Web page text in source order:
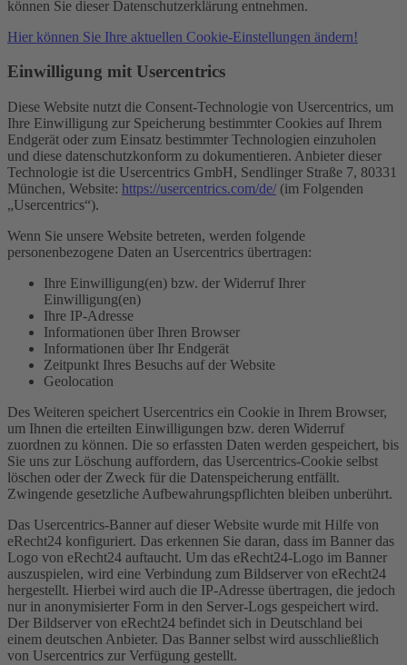
können Sie dieser Datenschutzerklärung entnehmen.
Hier können Sie Ihre aktuellen Cookie-Einstellungen ändern!
Einwilligung mit Usercentrics
Diese Website nutzt die Consent-Technologie von Usercentrics, um
Ihre Einwilligung zur Speicherung bestimmter Cookies auf Ihrem
Endgerät oder zum Einsatz bestimmter Technologien einzuholen
und diese datenschutzkonform zu dokumentieren. Anbieter dieser
Technologie ist die Usercentrics GmbH, Sendlinger Straße 7, 80331
München, Website: https://usercentrics.com/de/ (im Folgenden
„Usercentrics“).
Wenn Sie unsere Website betreten, werden folgende
personenbezogene Daten an Usercentrics übertragen:
Ihre Einwilligung(en) bzw. der Widerruf Ihrer
Einwilligung(en)
Ihre IP-Adresse
Informationen über Ihren Browser
Informationen über Ihr Endgerät
Zeitpunkt Ihres Besuchs auf der Website
Geolocation
Des Weiteren speichert Usercentrics ein Cookie in Ihrem Browser,
um Ihnen die erteilten Einwilligungen bzw. deren Widerruf
zuordnen zu können. Die so erfassten Daten werden gespeichert, bis
Sie uns zur Löschung auffordern, das Usercentrics-Cookie selbst
löschen oder der Zweck für die Datenspeicherung entfällt.
Zwingende gesetzliche Aufbewahrungspflichten bleiben unberührt.
Das Usercentrics-Banner auf dieser Website wurde mit Hilfe von
eRecht24 konfiguriert. Das erkennen Sie daran, dass im Banner das
Logo von eRecht24 auftaucht. Um das eRecht24-Logo im Banner
auszuspielen, wird eine Verbindung zum Bildserver von eRecht24
hergestellt. Hierbei wird auch die IP-Adresse übertragen, die jedoch
nur in anonymisierter Form in den Server-Logs gespeichert wird.
Der Bildserver von eRecht24 befindet sich in Deutschland bei
einem deutschen Anbieter. Das Banner selbst wird ausschließlich
von Usercentrics zur Verfügung gestellt.